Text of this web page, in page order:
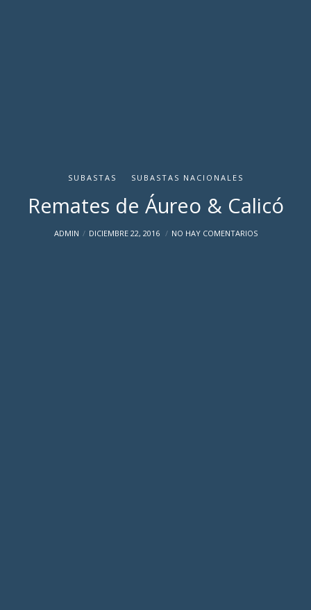
SUBASTAS SUBASTAS NACIONALES
Remates de Áureo & Calicó
ADMIN DICIEMBRE 22, 2016 NO HAY COMENTARIOS